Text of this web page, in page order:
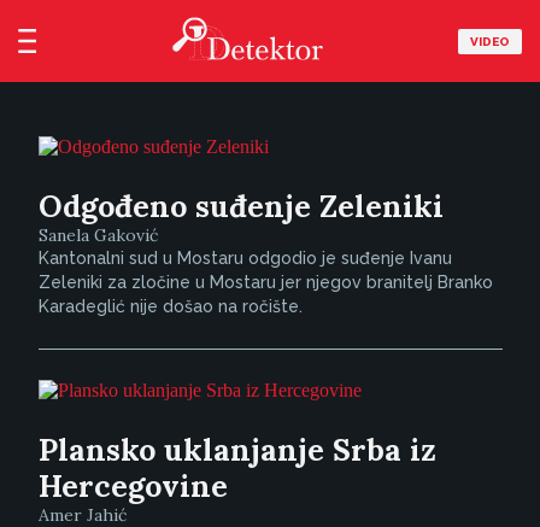
VIDEO
Odgođeno suđenje Zeleniki
Sanela Gaković
Kantonalni sud u Mostaru odgodio je suđenje Ivanu
Zeleniki za zločine u Mostaru jer njegov branitelj Branko
Karadeglić nije došao na ročište.
Plansko uklanjanje Srba iz
Hercegovine
Amer Jahić